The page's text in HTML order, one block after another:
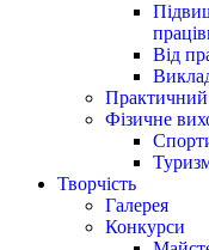
Від
Практичний
Фізичне
Творчість
Галерея
Конкурси